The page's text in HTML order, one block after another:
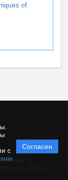
с
Согласен
of
by